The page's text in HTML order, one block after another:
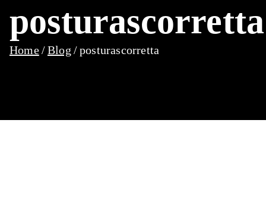
posturascorretta
Home Blog posturascorretta